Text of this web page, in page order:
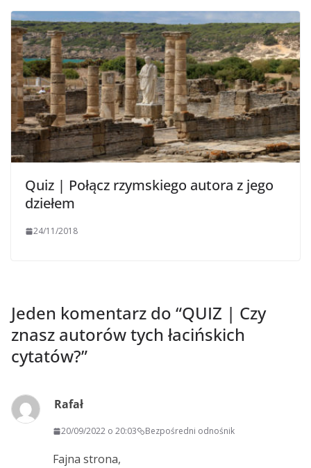
Quiz | Połącz rzymskiego autora z jego
dziełem
24/11/2018
Jeden komentarz do “QUIZ | Czy
znasz autorów tych łacińskich
cytatów?”
Rafał
20/09/2022 o 20:03 Bezpośredni odnośnik
Fajna strona,